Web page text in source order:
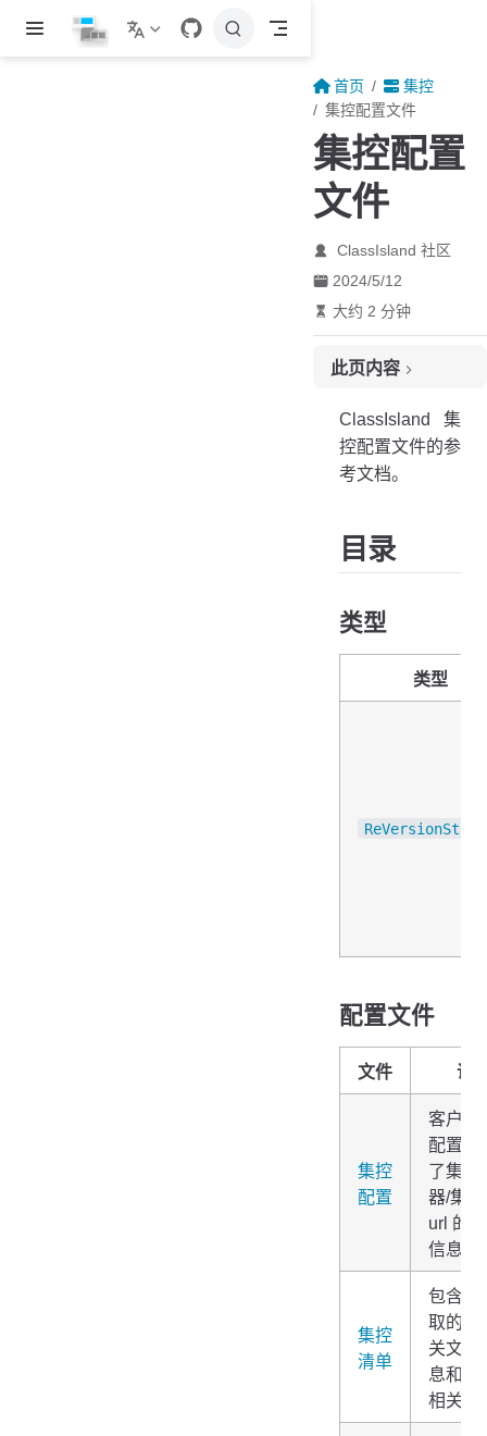
跳至主要內容
首页
集控
集控配置文件
集控配置
文件
ClassIsland 社区
2024/5/12
大约 2 分钟
此页内容
类型
配置文件
成员
集控配置
策略文件
ClassIsland 集
控配置文件的参
考文档。
目录
类型
类型
配置文件
文件 说
集控
配置
客户端
配置，
了集控
器/集
url 的
信息。
集控
清单
包含了
取的集
关文件
息和组
相关信